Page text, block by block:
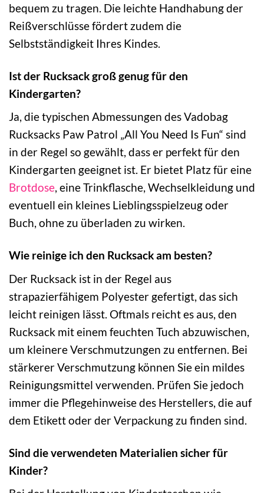
bequem zu tragen. Die leichte Handhabung der
Reißverschlüsse fördert zudem die
Selbstständigkeit Ihres Kindes.
Ist der Rucksack groß genug für den
Kindergarten?
Ja, die typischen Abmessungen des Vadobag
Rucksacks Paw Patrol „All You Need Is Fun“ sind
in der Regel so gewählt, dass er perfekt für den
Kindergarten geeignet ist. Er bietet Platz für eine
Brotdose, eine Trinkflasche, Wechselkleidung und
eventuell ein kleines Lieblingsspielzeug oder
Buch, ohne zu überladen zu wirken.
Wie reinige ich den Rucksack am besten?
Der Rucksack ist in der Regel aus
strapazierfähigem Polyester gefertigt, das sich
leicht reinigen lässt. Oftmals reicht es aus, den
Rucksack mit einem feuchten Tuch abzuwischen,
um kleinere Verschmutzungen zu entfernen. Bei
stärkerer Verschmutzung können Sie ein mildes
Reinigungsmittel verwenden. Prüfen Sie jedoch
immer die Pflegehinweise des Herstellers, die auf
dem Etikett oder der Verpackung zu finden sind.
Sind die verwendeten Materialien sicher für
Kinder?